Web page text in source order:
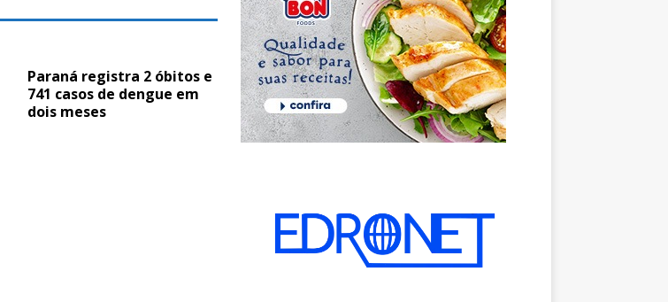
Paraná registra 2 óbitos e
741 casos de dengue em
dois meses